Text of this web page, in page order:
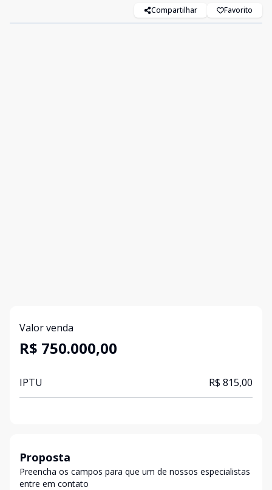
Compartilhar Favorito
Valor venda
R$ 750.000,00
IPTU R$ 815,00
Proposta
Preencha os campos para que um de nossos especialistas
entre em contato